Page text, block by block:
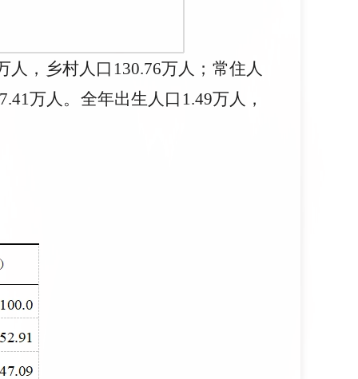
人，乡村人口130.76万人；常住人
万人。全年出生人口1.49万人，